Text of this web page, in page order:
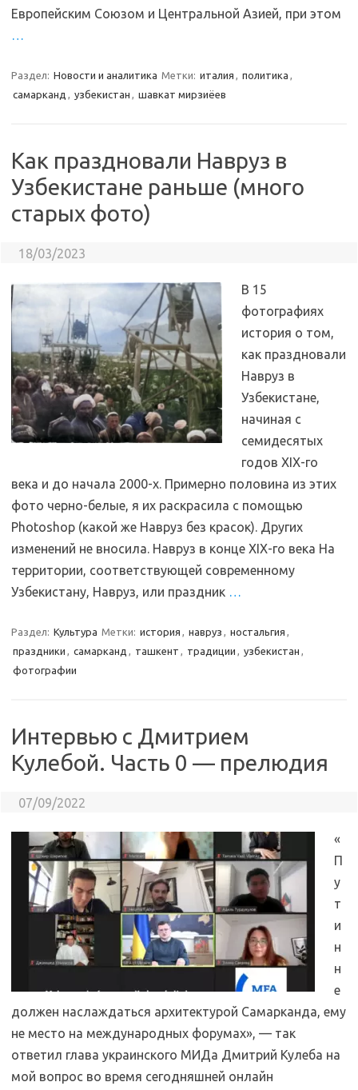
Европейским Союзом и Центральной Азией, при этом
…
Раздел: Новости и аналитика Метки: италия , политика ,
самарканд , узбекистан , шавкат мирзиёев
Как праздновали Навруз в
Узбекистане раньше (много
старых фото)
18/03/2023
В 15
фотографиях
история о том,
как праздновали
Навруз в
Узбекистане,
начиная с
семидесятых
годов XIX-го
века и до начала 2000-х. Примерно половина из этих
фото черно-белые, я их раскрасила с помощью
Photoshop (какой же Навруз без красок). Других
изменений не вносила. Навруз в конце XIX-го века На
территории, соответствующей современному
Узбекистану, Навруз, или праздник …
Раздел: Культура Метки: история , навруз , ностальгия ,
праздники , самарканд , ташкент , традиции , узбекистан ,
фотографии
Интервью с Дмитрием
Кулебой. Часть 0 — прелюдия
07/09/2022
«
П
у
т
и
н
н
е
должен наслаждаться архитектурой Самарканда, ему
не место на международных форумах», — так
ответил глава украинского МИДа Дмитрий Кулеба на
мой вопрос во время сегодняшней онлайн